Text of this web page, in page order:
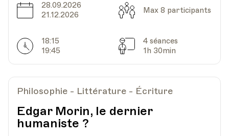
Date
28.09.2026
21.12.2026
Capacité
Max 8 participants
Horarires
18:15
19:45
Séances
4 séances
1h 30min
Philosophie - Littérature - Écriture
Edgar Morin, le dernier
humaniste ?